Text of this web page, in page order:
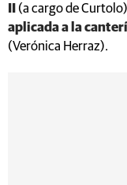
(a cargo de
aplicada a la
(Verónica Herraz).